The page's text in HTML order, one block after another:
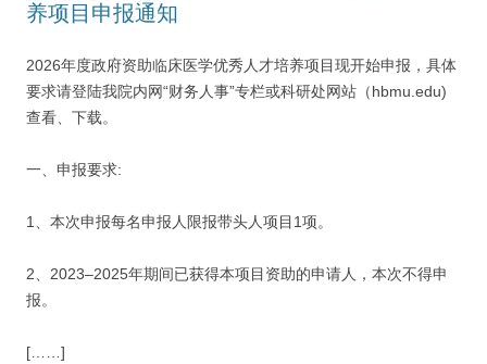
养项目申报通知
2026年度政府资助临床医学优秀人才培养项目现开始申报，具体
要求请登陆我院内网“财务人事”专栏或科研处网站（hbmu.edu)
查看、下载。
一、申报要求:
1、本次申报每名申报人限报带头人项目1项。
2、2023–2025年期间已获得本项目资助的申请人，本次不得申
报。
[……]